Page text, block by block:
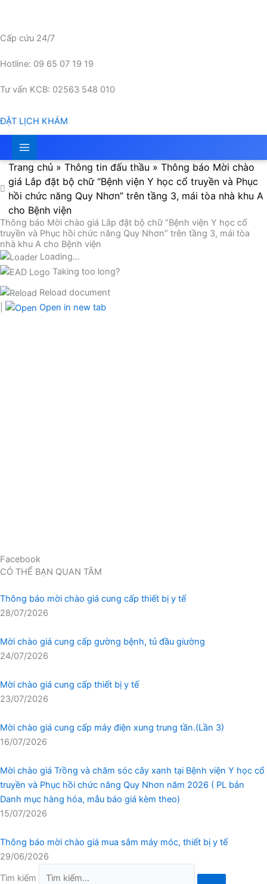
nội
Cấp cứu 24/7
Hotline: 09 65 07 19 19
Tư vấn KCB: 02563 548 010
ĐẶT LỊCH KHÁM
Trang chủ » Thông tin đấu thầu » Thông báo Mời chào
giá Lắp đặt bộ chữ “Bệnh viện Y học cổ truyền và Phục
hồi chức năng Quy Nhơn” trên tầng 3, mái tòa nhà khu A
cho Bệnh viện
Thông báo Mời chào giá Lắp đặt bộ chữ “Bệnh viện Y học cổ
truyền và Phục hồi chức năng Quy Nhơn” trên tầng 3, mái tòa
nhà khu A cho Bệnh viện
Loading...
Taking too long?
Reload document
Open in new tab
Facebook
CÓ THỂ BẠN QUAN TÂM
Thông báo mời chào giá cung cấp thiết bị y tế
28/07/2026
Mời chào giá cung cấp gường bệnh, tủ đầu giường
24/07/2026
Mời chào giá cung cấp thiết bị y tế
23/07/2026
Mời chào giá cung cấp máy điện xung trung tần.(Lần 3)
16/07/2026
Mời chào giá Trồng và chăm sóc cây xanh tại Bệnh viện Y học cổ
truyền và Phục hồi chức năng Quy Nhơn năm 2026 ( PL bản
Danh mục hàng hóa, mẫu báo giá kèm theo)
15/07/2026
Thông báo mời chào giá mua sắm máy móc, thiết bị y tế
29/06/2026
Tìm kiếm